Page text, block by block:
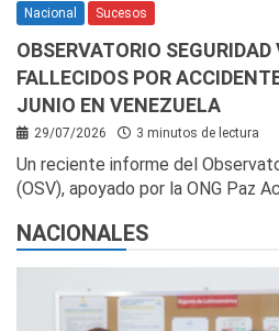
Nacional Sucesos
OBSERVATORIO
FALLECIDOS POR
JUNIO EN VENEZUELA
29/07/2026 3 minutos de lectura
Un reciente informe del
(OSV), apoyado por la ONG Paz
NACIONALES